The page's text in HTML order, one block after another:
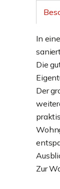
In
Die
Der
Zur